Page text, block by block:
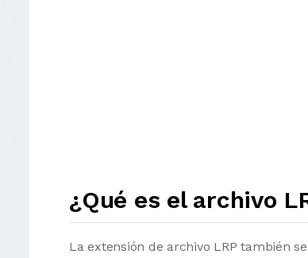
¿Qué es el archivo
La extensión de archivo LRP también